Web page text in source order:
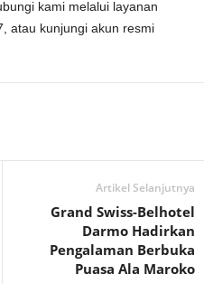
kami melalui layanan
atau kunjungi akun resmi
Artikel Selanjutnya
Grand Swiss-Belhotel
Darmo Hadirkan
Pengalaman Berbuka
Puasa Ala Maroko